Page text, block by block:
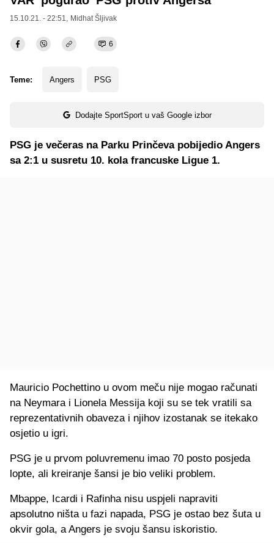
15.10.21. - 22:51, Midhat Šljivak
6
Teme: Angers PSG
Dodajte SportSport u vaš Google izbor
PSG je večeras na Parku Prinčeva pobijedio Angers
sa 2:1 u susretu 10. kola francuske Ligue 1.
Mauricio Pochettino u ovom meču nije mogao računati
na Neymara i Lionela Messija koji su se tek vratili sa
reprezentativnih obaveza i njihov izostanak se itekako
osjetio u igri.
PSG je u prvom poluvremenu imao 70 posto posjeda
lopte, ali kreiranje šansi je bio veliki problem.
Mbappe, Icardi i Rafinha nisu uspjeli napraviti
apsolutno ništa u fazi napada, PSG je ostao bez šuta u
okvir gola, a Angers je svoju šansu iskoristio.